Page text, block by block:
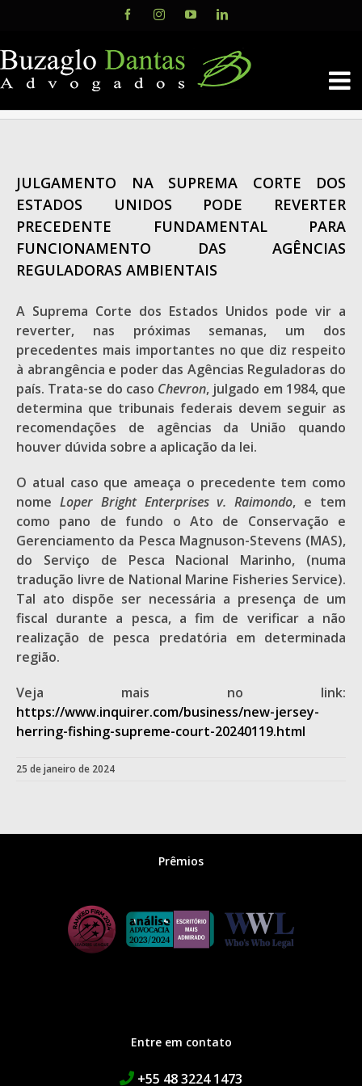
content
FacebookInstagramYouTubeLinkedIn
JULGAMENTO NA SUPREMA CORTE DOS
ESTADOS UNIDOS PODE REVERTER
PRECEDENTE FUNDAMENTAL PARA
FUNCIONAMENTO DAS AGÊNCIAS
REGULADORAS AMBIENTAIS
A Suprema Corte dos Estados Unidos pode vir a
reverter, nas próximas semanas, um dos
precedentes mais importantes no que diz respeito
à abrangência e poder das Agências Reguladoras do
país. Trata-se do caso Chevron, julgado em 1984, que
determina que tribunais federais devem seguir as
recomendações de agências da União quando
houver dúvida sobre a aplicação da lei.
O atual caso que ameaça o precedente tem como
nome Loper Bright Enterprises v. Raimondo, e tem
como pano de fundo o Ato de Conservação e
Gerenciamento da Pesca Magnuson-Stevens (MAS),
do Serviço de Pesca Nacional Marinho, (numa
tradução livre de National Marine Fisheries Service).
Tal ato dispõe ser necessária a presença de um
fiscal durante a pesca, a fim de verificar a não
realização de pesca predatória em determinada
região.
Veja mais no link:
https://www.inquirer.com/business/new-jersey-
herring-fishing-supreme-court-20240119.html
25 de janeiro de 2024
Prêmios
Entre em contato
+55 48 3224 1473